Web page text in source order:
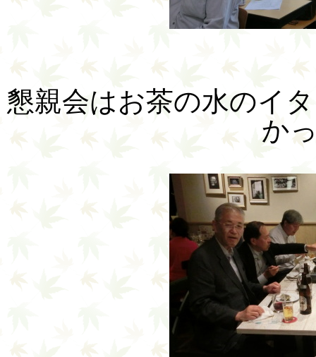
懇親会はお茶の水のイ
か